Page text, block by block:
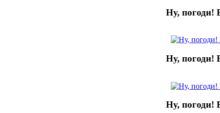
Ну, погоди!
Ну, погоди!
Ну, погоди!